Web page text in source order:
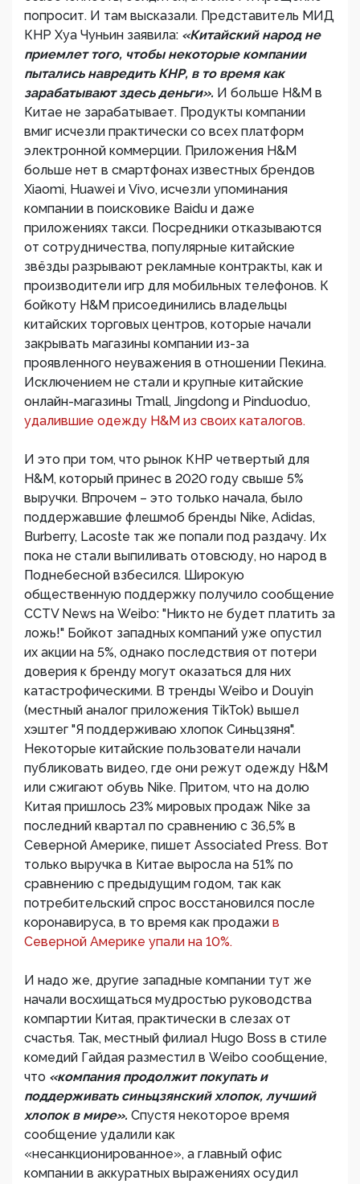
попросит. И там высказали. Представитель МИД
КНР Хуа Чуньин заявила: «Китайский народ не
приемлет того, чтобы некоторые компании
пытались навредить КНР, в то время как
зарабатывают здесь деньги». И больше H&M в
Китае не зарабатывает. Продукты компании
вмиг исчезли практически со всех платформ
электронной коммерции. Приложения H&M
больше нет в смартфонах известных брендов
Xiаomi, Huawei и Vivo, исчезли упоминания
компании в поисковике Baidu и даже
приложениях такси. Посредники отказываются
от сотрудничества, популярные китайские
звёзды разрывают рекламные контракты, как и
производители игр для мобильных телефонов. К
бойкоту H&M присоединились владельцы
китайских торговых центров, которые начали
закрывать магазины компании из-за
проявленного неуважения в отношении Пекина.
Исключением не стали и крупные китайские
онлайн-магазины Tmall, Jingdong и Pinduoduo,
удалившие одежду H&M из своих каталогов.
И это при том, что рынок КНР четвертый для
H&M, который принес в 2020 году свыше 5%
выручки. Впрочем – это только начала, было
поддержавшие флешмоб бренды Nike, Adidas,
Burberry, Lacoste так же попали под раздачу. Их
пока не стали выпиливать отовсюду, но народ в
Поднебесной взбесился. Широкую
общественную поддержку получило сообщение
CCTV News на Weibo: "Никто не будет платить за
ложь!" Бойкот западных компаний уже опустил
их акции на 5%, однако последствия от потери
доверия к бренду могут оказаться для них
катастрофическими. В тренды Weibo и Douyin
(местный аналог приложения TikTok) вышел
хэштег "Я поддерживаю хлопок Синьцзяня".
Некоторые китайские пользователи начали
публиковать видео, где они режут одежду H&M
или сжигают обувь Nike. Притом, что на долю
Китая пришлось 23% мировых продаж Nike за
последний квартал по сравнению с 36,5% в
Северной Америке, пишет Associated Press. Вот
только выручка в Китае выросла на 51% по
сравнению с предыдущим годом, так как
потребительский спрос восстановился после
коронавируса, в то время как продажи в
Северной Америке упали на 10%.
И надо же, другие западные компании тут же
начали восхищаться мудростью руководства
компартии Китая, практически в слезах от
счастья. Так, местный филиал Hugo Boss в стиле
комедий Гайдая разместил в Weibo сообщение,
что «компания продолжит покупать и
поддерживать синьцзянский хлопок, лучший
хлопок в мире». Спустя некоторое время
сообщение удалили как
«несанкционированное», а главный офис
компании в аккуратных выражениях осудил